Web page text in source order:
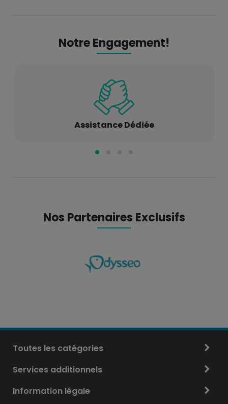
Notre Engagement!
Assistance Dédiée
Nos Partenaires Exclusifs
Toutes les catégories
Services additionnels
Information légale